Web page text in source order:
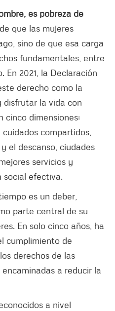
es pobreza de
que las mujeres
sino de que esa carga
fundamentales, entre
En 2021, la Declaración
derecho como la
disfrutar la vida con
cinco dimensiones:
compartidos,
el descanso, ciudades
servicios y
social efectiva.
es un deber,
parte central de su
En solo cinco años, ha
cumplimiento de
derechos de las
a reducir la
a nivel